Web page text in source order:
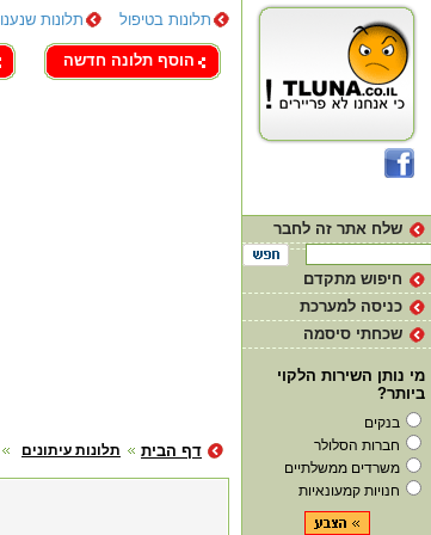
תלונות בטיפול תלונות שנענו
צור קשר
הוסף תלונה חדשה
תלונות עיתונים דף הבית
שלח אתר זה לחבר
חיפוש מתקדם
כניסה למערכת
שכחתי סיסמה
מי נותן השירות הלקוי
ביותר?
בנקים
חברות הסלולר
משרדים ממשלתיים
חנויות קמעונאיות